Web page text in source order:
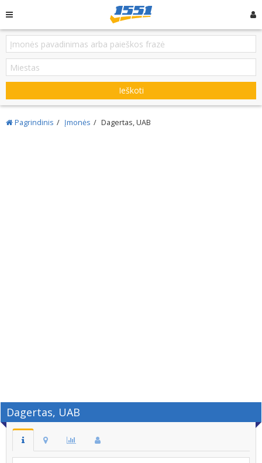
Ieškoti
Pagrindinis Įmonės Dagertas, UAB
Dagertas, UAB